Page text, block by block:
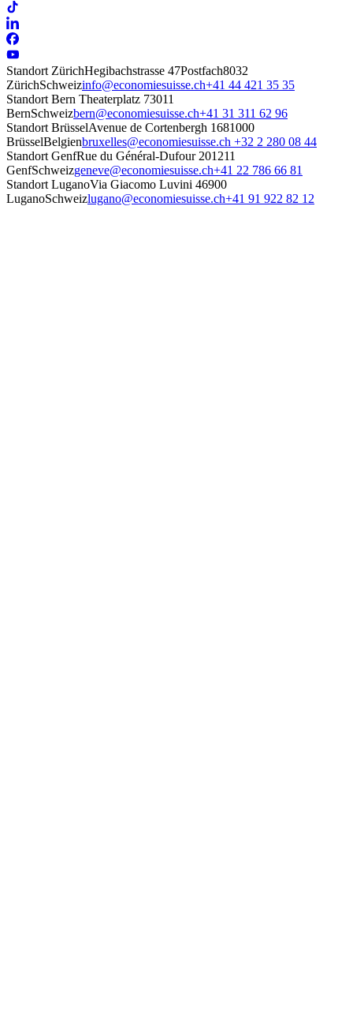
Standort ZürichHegibachstrasse 47Postfach8032
ZürichSchweizinfo@economiesuisse.ch+41 44 421 35 35
Standort Bern Theaterplatz 73011
BernSchweizbern@economiesuisse.ch+41 31 311 62 96
Standort BrüsselAvenue de Cortenbergh 1681000
BrüsselBelgienbruxelles@economiesuisse.ch +32 2 280 08 44
Standort GenfRue du Général-Dufour 201211
GenfSchweizgeneve@economiesuisse.ch+41 22 786 66 81
Standort LuganoVia Giacomo Luvini 46900
LuganoSchweizlugano@economiesuisse.ch+41 91 922 82 12